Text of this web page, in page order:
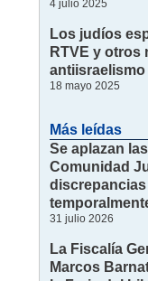
4 julio 2025
Los judíos
RTVE y otros
antiisraelismo
18 mayo 2025
Más leídas
Se aplazan
Comunidad
31 julio 2026
La Fiscalía
Marcos